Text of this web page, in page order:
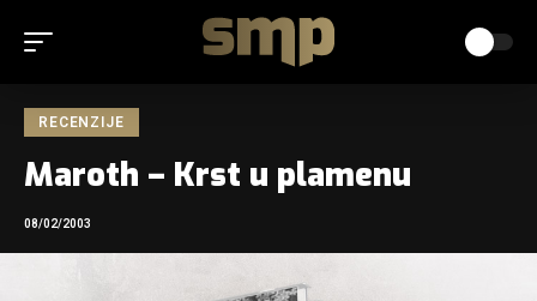
RECENZIJE
Maroth – Krst u plamenu
08/02/2003